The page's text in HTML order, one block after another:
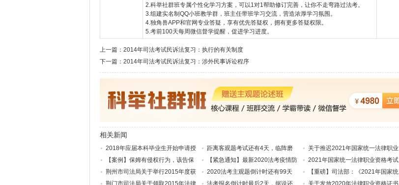
2.科举社群班专属个性化学习方案，可以1对1帮助修订完善，让你不走弯路过法考。
3.组建实名制QQ小班教学群，班主任带班学习交流，营造浓厚学习氛围。
4.独角兽APP和官网专业答疑，享有优先答疑权，拥有更多答疑权限。
5.考前100天每周微信督学提醒，促进学习进度。
上一篇： 2014年司法考试民诉法复习：执行的有关制度
下一篇： 2014年司法考试民诉法复习：涉外民事诉讼程序
相关新闻
2018年应届本科毕业生开始申请授
【案例】保姆有侵权行为，该告保
荆州市司法局关于举行2015年度获
荆门市司法局关于领取2015年法律
距离客观题考试还有4天，临阵磨
【紧急通知】最新2020法考疫情防
2020法考主观题倒计时还有99天
法考报名倒计时最后2天，据说还
关于推迟2021年国家统一法律职业
2021年国家统一法律职业资格考试
【重磅】司法部：《2021年国家统
关于发放2020年法律职业资格证书